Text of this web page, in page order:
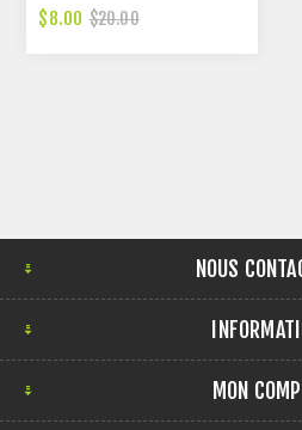
$8.00 $20.00
NOUS
MON